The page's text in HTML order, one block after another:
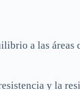
a las áreas
y la